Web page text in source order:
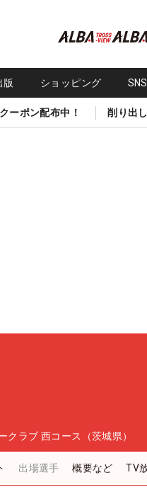
版 ショッピング
ーポン配布中！ 削り出
クラブ 西コース（茨城県）
出場選手 概要など TV